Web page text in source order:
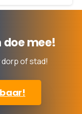
doe mee!
of stad!